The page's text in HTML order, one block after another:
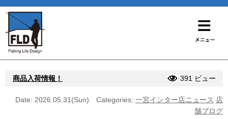
商品入荷情報！ 391 ビュー
Date: 2026.05.31(Sun) Categories: 一宮インター店ニュース 店
舗ブログ